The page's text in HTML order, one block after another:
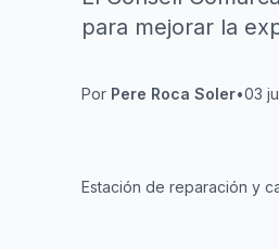
para mejorar la
Por Pere Roca Soler•03
Estación de reparación y